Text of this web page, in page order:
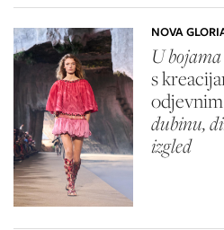
NOVA
U
s
dubinu,
izgled